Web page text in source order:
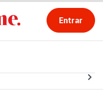
Entrar